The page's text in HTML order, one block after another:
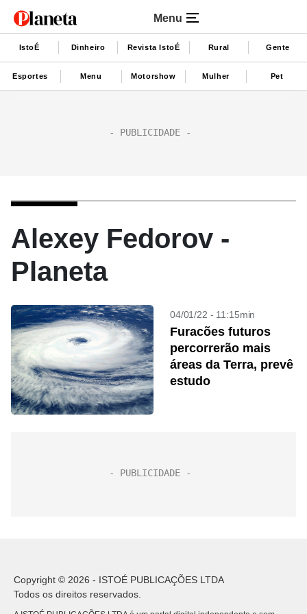
Menu
IstoÉ Dinheiro Revista IstoÉ Rural Gente
Esportes Menu Motorshow Mulher Pet
Alexey Fedorov -
Planeta
04/01/22 - 11:15min
Furacões futuros
percorrerão mais
áreas da Terra, prevê
estudo
Copyright © 2026 - ISTOÉ PUBLICAÇÕES LTDA
Todos os direitos reservados.